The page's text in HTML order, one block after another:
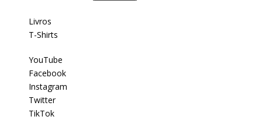
Livros
T-Shirts
YouTube
Facebook
Instagram
Twitter
TikTok